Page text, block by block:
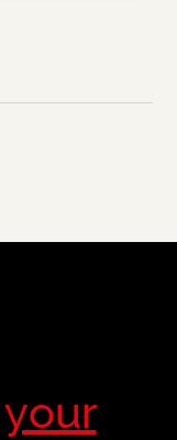
your